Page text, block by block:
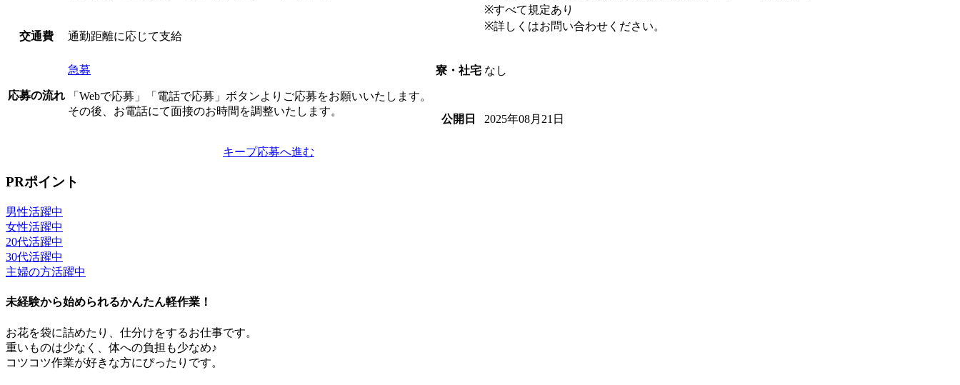
交通費 通勤距離に応じて支給
応募の流れ
急募
「Webで応募」「電話で応募」ボタンよりご応募をお願いいたします。
その後、お電話にて面接のお時間を調整いたします。
※すべて規定あり
※詳しくはお問い合わせください。
寮・社宅 なし
公開日 2025年08月21日
キープ応募へ進む
PRポイント
男性活躍中
女性活躍中
20代活躍中
30代活躍中
主婦の方活躍中
未経験から始められるかんたん軽作業！
お花を袋に詰めたり、仕分けをするお仕事です。
重いものは少なく、体への負担も少なめ♪
コツコツ作業が好きな方にぴったりです。